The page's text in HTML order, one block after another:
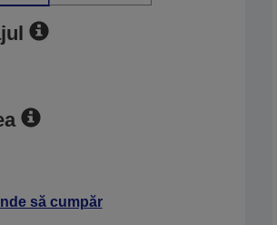
să cumpăr